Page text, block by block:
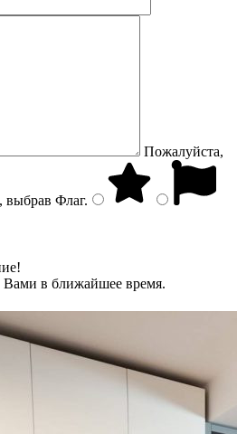
Пожалуйста,
выбрав Флаг.
в ближайшее время.